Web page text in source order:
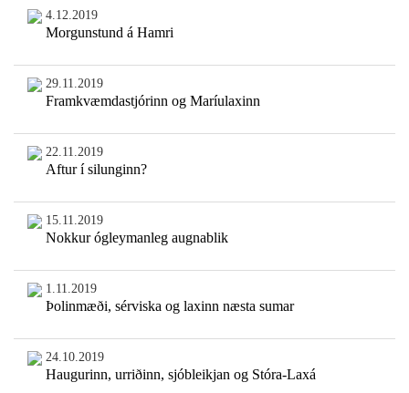
4.12.2019
Morgunstund á Hamri
29.11.2019
Framkvæmdastjórinn og Maríulaxinn
22.11.2019
Aftur í silunginn?
15.11.2019
Nokkur ógleymanleg augnablik
1.11.2019
Þolinmæði, sérviska og laxinn næsta sumar
24.10.2019
Haugurinn, urriðinn, sjóbleikjan og Stóra-Laxá